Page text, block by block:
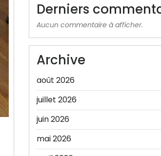
Derniers
Aucun commentaire à afficher.
Archive
août 2026
juillet 2026
juin 2026
mai 2026